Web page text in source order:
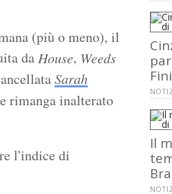
(più o meno), il
daHouse, Weeds
Sarah
rimanga inalterato
l'indice di
Il